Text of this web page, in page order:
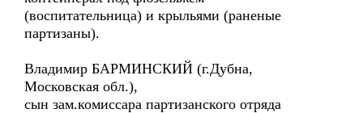
(воспитательница) и крыльями (раненые
партизаны).
Владимир БАРМИНСКИЙ (г.Дубна,
Московская обл.),
сын зам.комиссара партизанского отряда